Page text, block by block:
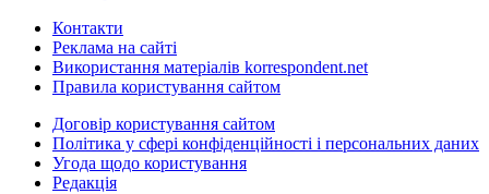
Контакти
Реклама на сайті
Використання матеріалів korrespondent.net
Правила користування сайтом
Договір користування сайтом
Політика у сфері конфіденційності і персональних даних
Угода щодо користування
Редакція